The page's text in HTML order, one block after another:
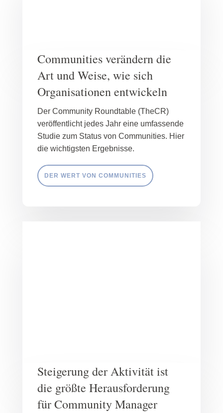
Communities verändern die
Art und Weise, wie sich
Organisationen entwickeln
Der Community Roundtable (TheCR)
veröffentlicht jedes Jahr eine umfassende
Studie zum Status von Communities. Hier
die wichtigsten Ergebnisse.
DER WERT VON COMMUNITIES
Steigerung der Aktivität ist
die größte Herausforderung
für Community Manager